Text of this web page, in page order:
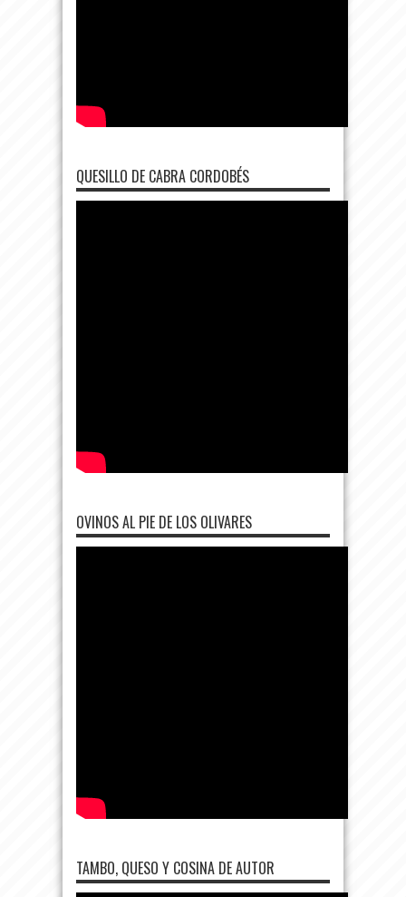
QUESILLO DE CABRA CORDOBÉS
OVINOS AL PIE DE LOS OLIVARES
TAMBO, QUESO Y COSINA DE AUTOR